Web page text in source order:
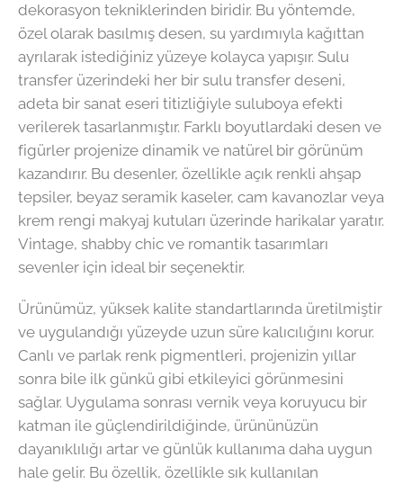
dekorasyon tekniklerinden biridir. Bu yöntemde,
özel olarak basılmış desen, su yardımıyla kağıttan
ayrılarak istediğiniz yüzeye kolayca yapışır. Sulu
transfer üzerindeki her bir sulu transfer deseni,
adeta bir sanat eseri titizliğiyle suluboya efekti
verilerek tasarlanmıştır. Farklı boyutlardaki desen ve
figürler projenize dinamik ve natürel bir görünüm
kazandırır. Bu desenler, özellikle açık renkli ahşap
tepsiler, beyaz seramik kaseler, cam kavanozlar veya
krem rengi makyaj kutuları üzerinde harikalar yaratır.
Vintage, shabby chic ve romantik tasarımları
sevenler için ideal bir seçenektir.
Ürünümüz, yüksek kalite standartlarında üretilmiştir
ve uygulandığı yüzeyde uzun süre kalıcılığını korur.
Canlı ve parlak renk pigmentleri, projenizin yıllar
sonra bile ilk günkü gibi etkileyici görünmesini
sağlar. Uygulama sonrası vernik veya koruyucu bir
katman ile güçlendirildiğinde, ürününüzün
dayanıklılığı artar ve günlük kullanıma daha uygun
hale gelir. Bu özellik, özellikle sık kullanılan